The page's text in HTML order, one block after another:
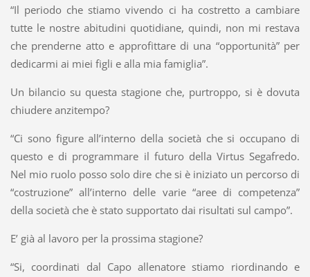
“Il periodo che stiamo vivendo ci ha costretto a cambiare
tutte le nostre abitudini quotidiane, quindi, non mi restava
che prenderne atto e approfittare di una “opportunità” per
dedicarmi ai miei figli e alla mia famiglia”.
Un bilancio su questa stagione che, purtroppo, si è dovuta
chiudere anzitempo?
“Ci sono figure all’interno della società che si occupano di
questo e di programmare il futuro della Virtus Segafredo.
Nel mio ruolo posso solo dire che si è iniziato un percorso di
“costruzione” all’interno delle varie “aree di competenza”
della società che è stato supportato dai risultati sul campo”.
E’ già al lavoro per la prossima stagione?
“Si, coordinati dal Capo allenatore stiamo riordinando e